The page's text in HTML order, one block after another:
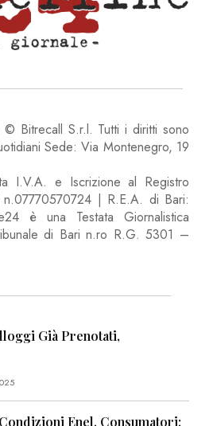
Bitrecall S.r.l. Tutti i diritti sono
Sede: Via Montenegro, 19
I.V.A. e Iscrizione al Registro
| R.E.A. di Bari:
è una Testata Giornalistica
di Bari n.ro R.G. 5301 –
Già Prenotati,
Enel, Consumatori: